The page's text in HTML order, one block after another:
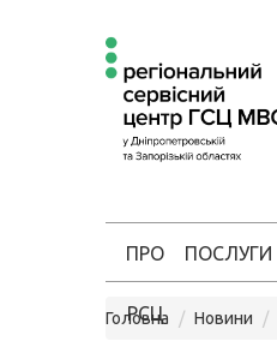
ПРО
РСЦ
ПОСЛУГИ
Головна Новини